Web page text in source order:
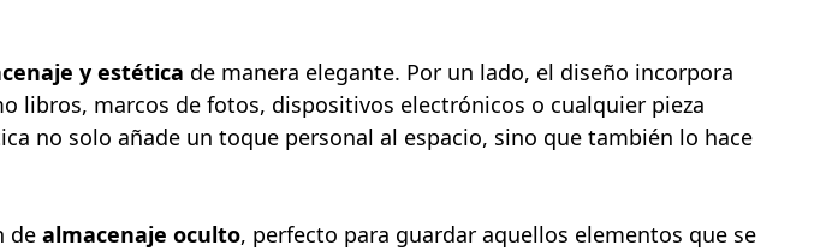
y estética de manera elegante. Por un lado, el diseño incorpora
libros, marcos de fotos, dispositivos electrónicos o cualquier pieza
no solo añade un toque personal al espacio, sino que también lo hace
de almacenaje oculto, perfecto para guardar aquellos elementos que se